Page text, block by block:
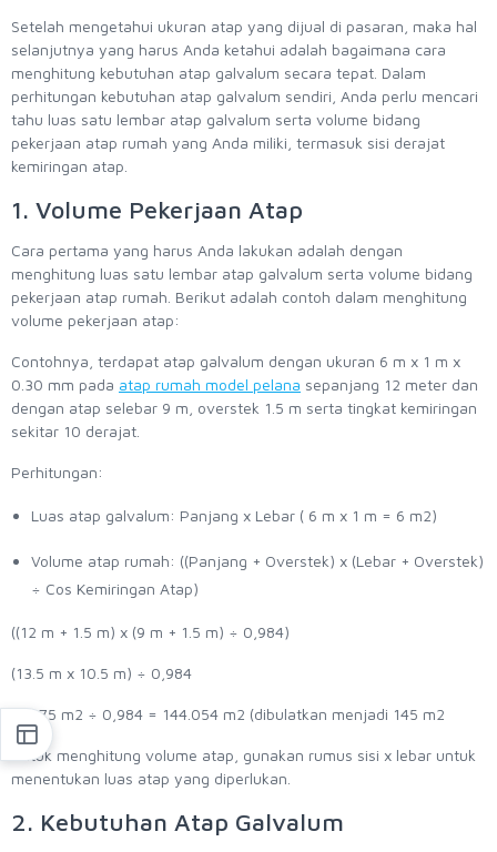
Setelah mengetahui ukuran atap yang dijual di pasaran, maka hal
selanjutnya yang harus Anda ketahui adalah bagaimana cara
menghitung kebutuhan atap galvalum secara tepat. Dalam
perhitungan kebutuhan atap galvalum sendiri, Anda perlu mencari
tahu luas satu lembar atap galvalum serta volume bidang
pekerjaan atap rumah yang Anda miliki, termasuk sisi derajat
kemiringan atap.
1. Volume Pekerjaan Atap
Cara pertama yang harus Anda lakukan adalah dengan
menghitung luas satu lembar atap galvalum serta volume bidang
pekerjaan atap rumah. Berikut adalah contoh dalam menghitung
volume pekerjaan atap:
Contohnya, terdapat atap galvalum dengan ukuran 6 m x 1 m x
0.30 mm pada atap rumah model pelana sepanjang 12 meter dan
dengan atap selebar 9 m, overstek 1.5 m serta tingkat kemiringan
sekitar 10 derajat.
Perhitungan:
Luas atap galvalum: Panjang x Lebar ( 6 m x 1 m = 6 m2)
Volume atap rumah: ((Panjang + Overstek) x (Lebar + Overstek)
÷ Cos Kemiringan Atap)
((12 m + 1.5 m) x (9 m + 1.5 m) ÷ 0,984)
(13.5 m x 10.5 m) ÷ 0,984
141.75 m2 ÷ 0,984 = 144.054 m2 (dibulatkan menjadi 145 m2
Untuk menghitung volume atap, gunakan rumus sisi x lebar untuk
menentukan luas atap yang diperlukan.
2. Kebutuhan Atap Galvalum